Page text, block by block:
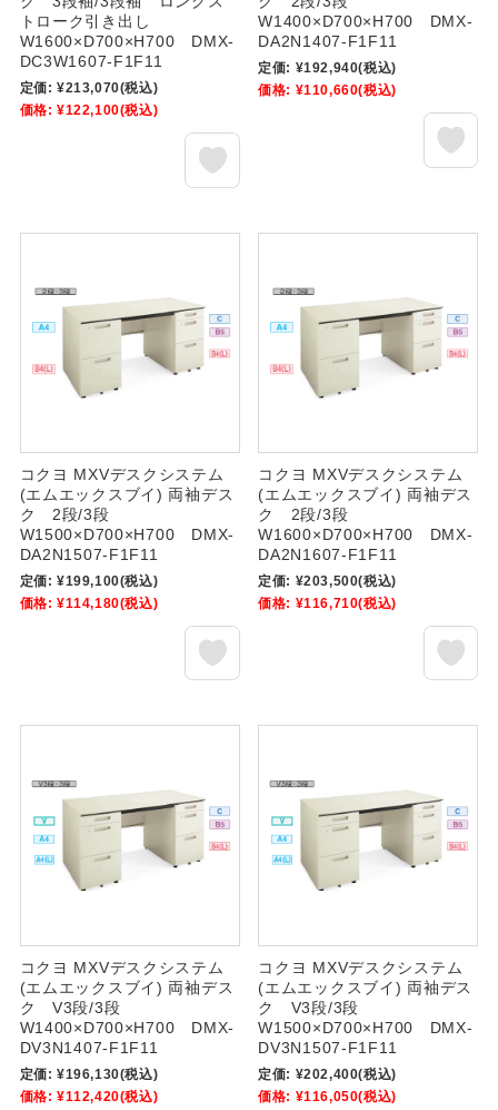
トローク引き出し
W1600×D700×H700 DMX-
DC3W1607-F1F11
定価: ¥213,070(税込)
価格: ¥122,100(税込)
W1400×D700×H700 DMX-
DA2N1407-F1F11
定価: ¥192,940(税込)
価格: ¥110,660(税込)
コクヨ MXVデスクシステム
(エムエックスブイ) 両袖デス
ク 2段/3段
W1500×D700×H700 DMX-
DA2N1507-F1F11
定価: ¥199,100(税込)
価格: ¥114,180(税込)
コクヨ MXVデスクシステム
(エムエックスブイ) 両袖デス
ク 2段/3段
W1600×D700×H700 DMX-
DA2N1607-F1F11
定価: ¥203,500(税込)
価格: ¥116,710(税込)
コクヨ MXVデスクシステム
(エムエックスブイ) 両袖デス
ク V3段/3段
W1400×D700×H700 DMX-
DV3N1407-F1F11
定価: ¥196,130(税込)
価格: ¥112,420(税込)
コクヨ MXVデスクシステム
(エムエックスブイ) 両袖デス
ク V3段/3段
W1500×D700×H700 DMX-
DV3N1507-F1F11
定価: ¥202,400(税込)
価格: ¥116,050(税込)